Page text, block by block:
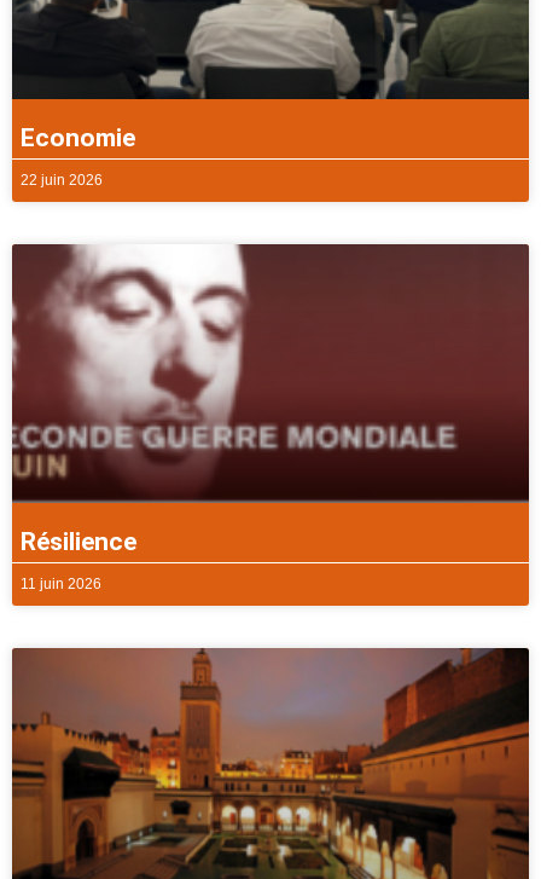
Economie
22 juin 2026
Résilience
11 juin 2026